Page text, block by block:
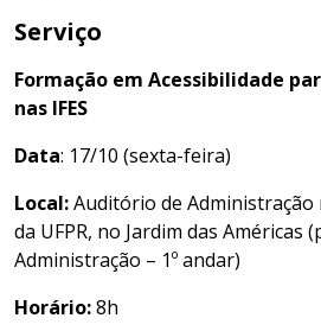
Serviço
Formação em Acessibilidade
nas IFES
Data: 17/10 (sexta-feira)
Local:Auditório de
da UFPR, no Jardim das Américas
Administração – 1º andar)
Horário:8h